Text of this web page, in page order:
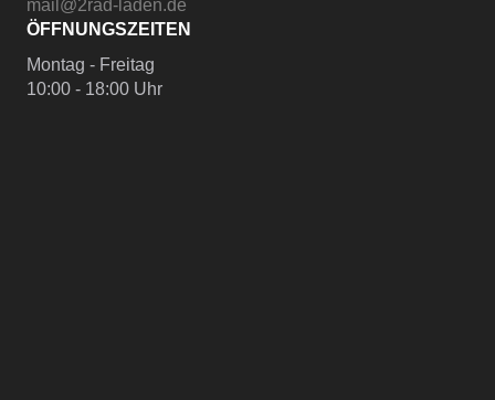
mail@2rad-laden.de
ÖFFNUNGSZEITEN
Montag - Freitag
10:00 - 18:00 Uhr